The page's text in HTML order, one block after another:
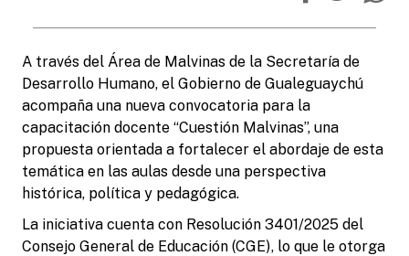
A través del Área de Malvinas de la Secretaría de
Desarrollo Humano, el Gobierno de Gualeguaychú
acompaña una nueva convocatoria para la
capacitación docente “Cuestión Malvinas”, una
propuesta orientada a fortalecer el abordaje de esta
temática en las aulas desde una perspectiva
histórica, política y pedagógica.
La iniciativa cuenta con Resolución 3401/2025 del
Consejo General de Educación (CGE), lo que le otorga